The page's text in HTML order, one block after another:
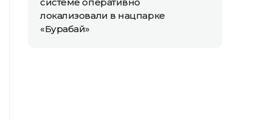
локализовали в нацпарке
«Бурабай»